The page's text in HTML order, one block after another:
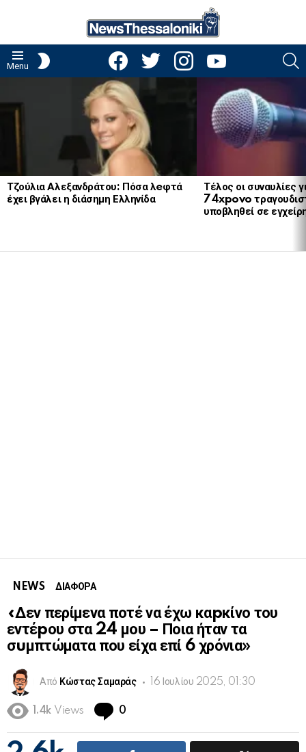
Menu
facebooktwitter instagramyoutube
Τζούλια Αλεξανδράτου: Πόσα λeφτά
έχει βγάλει η διάσημη Ελληνίδα
Τέλος οι συναυλίες
74xpovo
υποβληθεί σε
NEWS ΔΙΑΦΟΡΑ
«Δεν περίμενα ποτέ να έχω καpκίνο του
εντέpου στα 24 μου – Ποια ήταν τα
σuμπτώματα που είχα επί 6 χρόνια»
Από Κώστας Σαμαράς 16 Ιουλίου 2025, 01:30
1.4k Views 0